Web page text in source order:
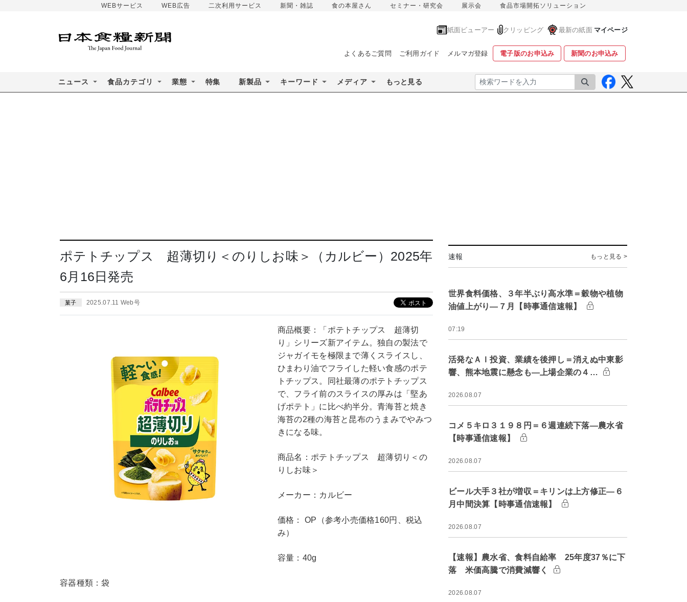
WEBサービス WEB広告 二次利用サービス 新聞・雑誌 食の本屋さん セミナー・研究会 展示会 食品市場開拓ソリューション
紙面ビューアー クリッピング 最新の紙面 マイページ
よくあるご質問 ご利用ガイド メルマガ登録 電子版のお申込み 新聞のお申込み
ニュース 食品カテゴリ 業態 特集 新製品 キーワード メディア もっと見る 検索
ポテトチップス 超薄切り＜のりしお味＞（カルビー）2025年
6月16日発売
菓子 2025.07.11 Web号
商品概要：「ポテトチップス 超薄切
り」シリーズ新アイテム。独自の製法で
ジャガイモを極限まで薄くスライスし、
ひまわり油でフライした軽い食感のポテ
トチップス。同社最薄のポテトチップス
で、フライ前のスライスの厚みは「堅あ
げポテト」に比べ約半分。青海苔と焼き
海苔の2種の海苔と昆布のうまみでやみつ
きになる味。
商品名：ポテトチップス 超薄切り＜の
りしお味＞
メーカー：カルビー
価格： OP（参考小売価格160円、税込
み）
容量：40g
容器種類：袋
速報 もっと見る >
世界食料価格、３年半ぶり高水準＝穀物や植物
油値上がり―７月【時事通信速報】
07:19
活発なＡＩ投資、業績を後押し＝消えぬ中東影
響、熊本地震に懸念も―上場企業の４…
2026.08.07
コメ５キロ３１９８円＝６週連続下落―農水省
【時事通信速報】
2026.08.07
ビール大手３社が増収＝キリンは上方修正―６
月中間決算【時事通信速報】
2026.08.07
【速報】農水省、食料自給率 25年度37％に下
落 米価高騰で消費減響く
2026.08.07